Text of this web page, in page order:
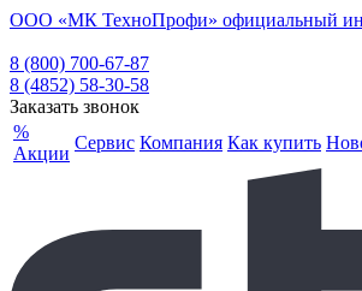
ООО «МК ТехноПрофи» официальный
8 (800) 700-67-87
8 (4852) 58-30-58
Заказать звонок
%
Акции
Сервис Компания Как купить